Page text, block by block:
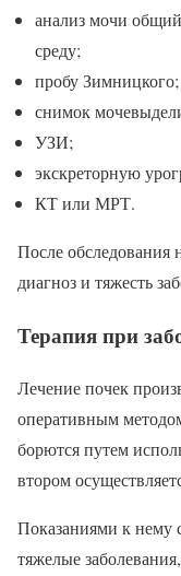
анализ мочи
среду;
пробу Зимницкого;
снимок
УЗИ;
экскреторную
КТ или МРТ.
После обследования
диагноз и тяжесть
Терапия при
Лечение почек
оперативным
борются путем
втором
Показаниями к нему
тяжелые